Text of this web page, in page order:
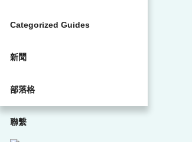
Categorized Guides
新聞
部落格
聯繫